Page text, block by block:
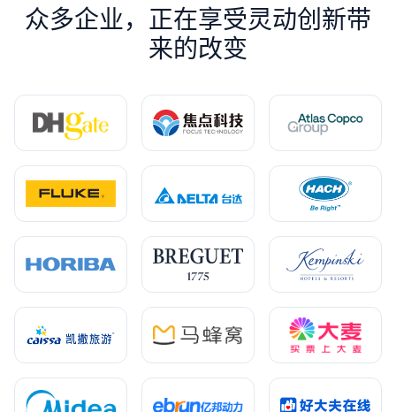
众多企业，正在享受灵动创新带
来的改变